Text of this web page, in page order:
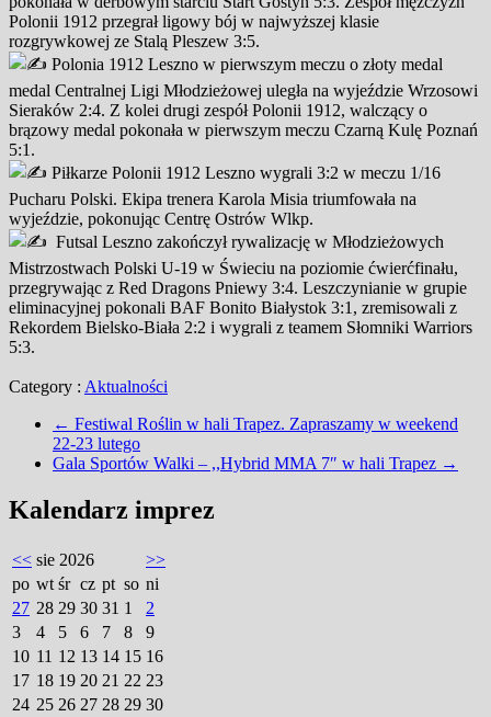
Polonii 1912 przegrał ligowy bój w najwyższej klasie
rozgrywkowej ze Stalą Pleszew 3:5.
Polonia 1912 Leszno w pierwszym meczu o złoty medal
medal Centralnej Ligi Młodzieżowej uległa na wyjeździe Wrzosowi
Sieraków 2:4. Z kolei drugi zespół Polonii 1912, walczący o
brązowy medal pokonała w pierwszym meczu Czarną Kulę Poznań
5:1.
Piłkarze Polonii 1912 Leszno wygrali 3:2 w meczu 1/16
Pucharu Polski. Ekipa trenera Karola Misia triumfowała na
wyjeździe, pokonując Centrę Ostrów Wlkp.
Futsal Leszno zakończył rywalizację w Młodzieżowych
Mistrzostwach Polski U-19 w Świeciu na poziomie ćwierćfinału,
przegrywając z Red Dragons Pniewy 3:4. Leszczynianie w grupie
eliminacyjnej pokonali BAF Bonito Białystok 3:1, zremisowali z
Rekordem Bielsko-Biała 2:2 i wygrali z teamem Słomniki Warriors
5:3.
Category : Aktualności
← Festiwal Roślin w hali Trapez. Zapraszamy w weekend
22-23 lutego
Gala Sportów Walki – ,,Hybrid MMA 7″ w hali Trapez →
Kalendarz imprez
<< sie 2026
>>
po wt śr cz pt so ni
27 28 29 30 31 1
2
3
4 5 6 7 8
9
10 11 12 13 14 15 16
17 18 19 20 21 22 23
24 25 26 27 28 29 30